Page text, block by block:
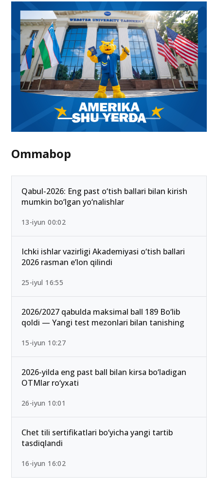
Ommabop
Qabul-2026: Eng past o‘tish ballari bilan kirish
mumkin bo‘lgan yo‘nalishlar
13-iyun 00:02
Ichki ishlar vazirligi Akademiyasi o‘tish ballari
2026 rasman e’lon qilindi
25-iyul 16:55
2026/2027 qabulda maksimal ball 189 Bo‘lib
qoldi — Yangi test mezonlari bilan tanishing
15-iyun 10:27
2026-yilda eng past ball bilan kirsa bo‘ladigan
OTMlar ro‘yxati
26-iyun 10:01
Chet tili sertifikatlari bo‘yicha yangi tartib
tasdiqlandi
16-iyun 16:02